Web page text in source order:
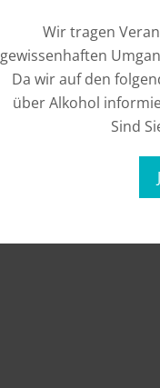
Wir tragen
gewissenhaften
Da wir auf den
über Alkohol
Sind
2024